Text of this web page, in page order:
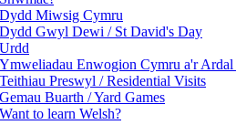
Dydd Miwsig Cymru
Dydd Gwyl Dewi / St David's Day
Urdd
Ymweliadau Enwogion Cymru a'r Ardal
Teithiau Preswyl / Residential Visits
Gemau Buarth / Yard Games
Want to learn Welsh?